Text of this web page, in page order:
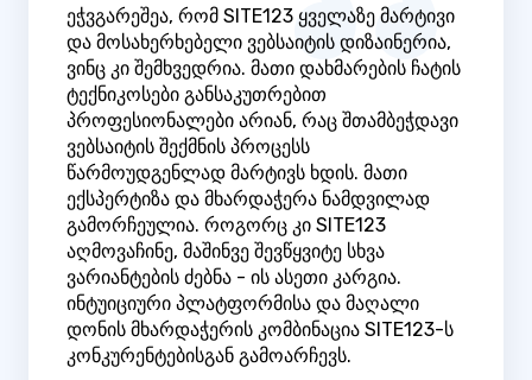
ეჭვგარეშეა, რომ SITE123 ყველაზე მარტივი
და მოსახერხებელი ვებსაიტის დიზაინერია,
ვინც კი შემხვედრია. მათი დახმარების ჩატის
ტექნიკოსები განსაკუთრებით
პროფესიონალები არიან, რაც შთამბეჭდავი
ვებსაიტის შექმნის პროცესს
წარმოუდგენლად მარტივს ხდის. მათი
ექსპერტიზა და მხარდაჭერა ნამდვილად
გამორჩეულია. როგორც კი SITE123
აღმოვაჩინე, მაშინვე შევწყვიტე სხვა
ვარიანტების ძებნა - ის ასეთი კარგია.
ინტუიციური პლატფორმისა და მაღალი
დონის მხარდაჭერის კომბინაცია SITE123-ს
კონკურენტებისგან გამოარჩევს.